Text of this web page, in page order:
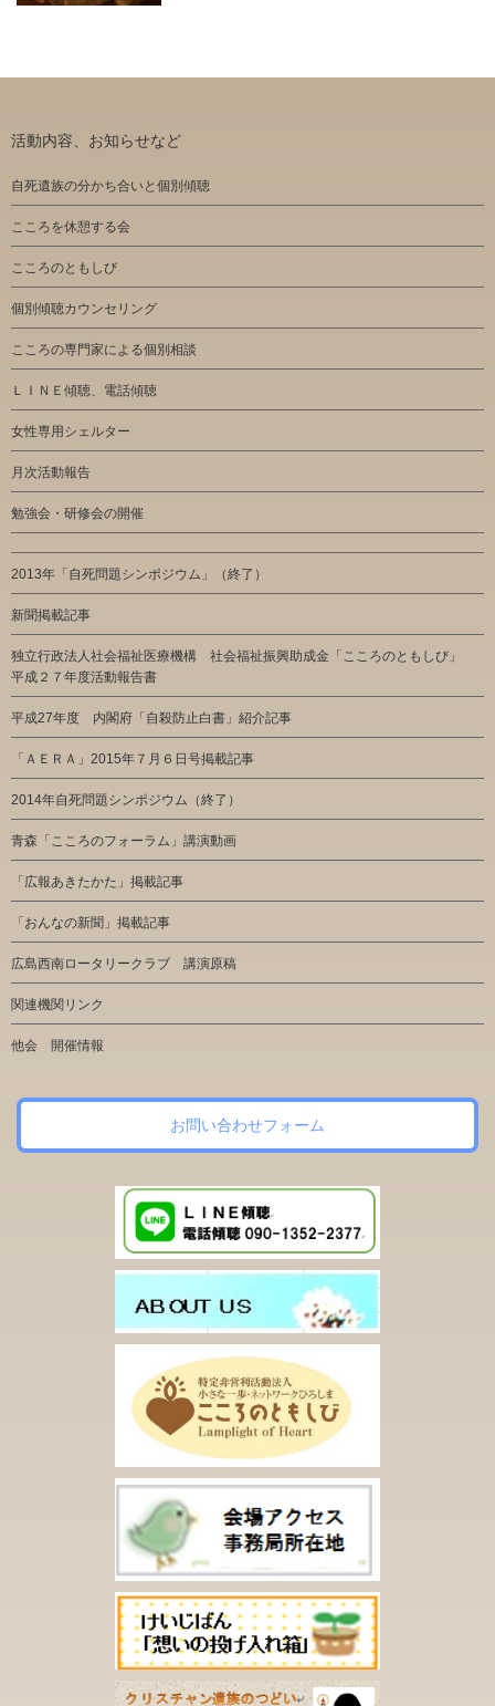
活動内容、お知らせなど
自死遺族の分かち合いと個別傾聴
こころを休憩する会
こころのともしび
個別傾聴カウンセリング
こころの専門家による個別相談
ＬＩＮＥ傾聴、電話傾聴
女性専用シェルター
月次活動報告
勉強会・研修会の開催
2013年「自死問題シンポジウム」（終了）
新聞掲載記事
独立行政法人社会福祉医療機構 社会福祉振興助成金「こころのともしび」
平成２７年度活動報告書
平成27年度 内閣府「自殺防止白書」紹介記事
「ＡＥＲＡ」2015年７月６日号掲載記事
2014年自死問題シンポジウム（終了）
青森「こころのフォーラム」講演動画
「広報あきたかた」掲載記事
「おんなの新聞」掲載記事
広島西南ロータリークラブ 講演原稿
関連機関リンク
他会 開催情報
お問い合わせフォーム